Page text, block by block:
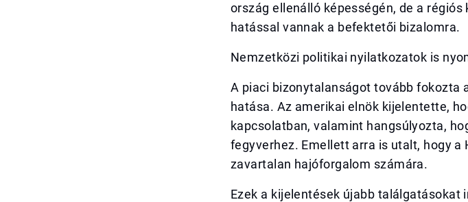
ország ellenálló képességén, de a
hatással vannak a befektetői bizalomra.
Nemzetközi politikai nyilatkozatok is
A piaci bizonytalanságot tovább fokozta
hatása. Az amerikai elnök kijelentette,
kapcsolatban, valamint hangsúlyozta,
fegyverhez. Emellett arra is utalt, hogy
zavartalan hajóforgalom számára.
Ezek a kijelentések újabb találgatásokat